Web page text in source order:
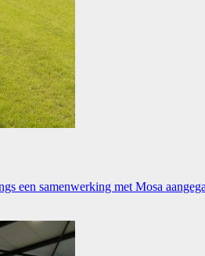
een samenwerking met Mosa